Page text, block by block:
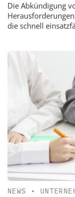
Die Abkündigung
die schnell
NEWS •